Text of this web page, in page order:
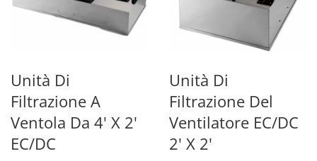
Unità Di
Filtrazione A
Ventola Da 4' X 2'
EC/DC
Unità Di
Filtrazione Del
Ventilatore EC/DC
2' X 2'